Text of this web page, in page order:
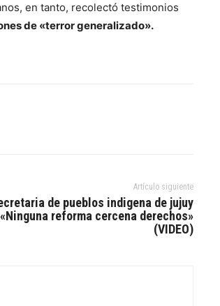
en tanto, recolectó testimonios
de «terror generalizado».
Artículo siguiente
de pueblos indigena de jujuy
«Ninguna reforma cercena derechos»
(VIDEO)